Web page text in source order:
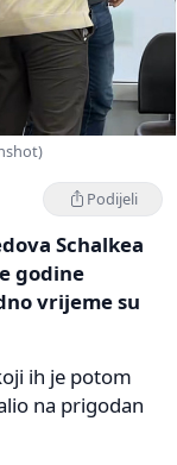
Podijeli
Schalkea
godine
vrijeme su
ih je potom
na prigodan